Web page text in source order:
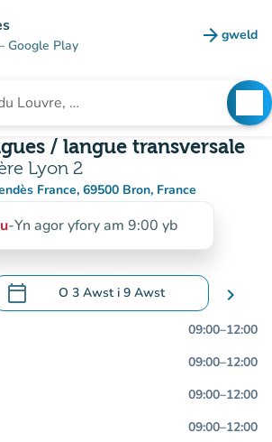
Google Play arrow_forward gweld
(tab
/ langue transversale
Lyon 2
France, 69500 Bron, France
(agor yn Google Maps)
(tab newydd)
-Yn agor yfory am 9:00 yb
calendar_today O 3 Awst i 9 Awst
.Agor y calendr i newid dyddiadau chevron_right
09:00–12:00
09:00–12:00
09:00–12:00
09:00–12:00